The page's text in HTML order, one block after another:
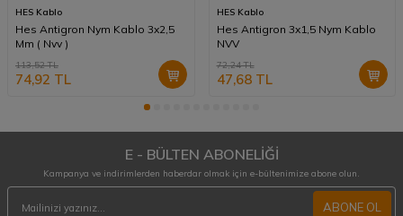
HES Kablo
Hes Antigron Nym Kablo 3x2,5
Mm ( Nvv )
113,52TL
74,92 TL
HES Kablo
Hes Antigron 3x1,5 Nym Kablo
NVV
72,24TL
47,68TL
E - BÜLTEN ABONELİĞİ
Kampanya ve indirimlerden haberdar olmak için e-bültenimize abone olun.
ABONE OL